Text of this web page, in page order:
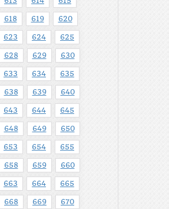
618 619 620
623 624 625
628 629 630
633 634 635
638 639 640
643 644 645
648 649 650
653 654 655
658 659 660
663 664 665
668 669 670